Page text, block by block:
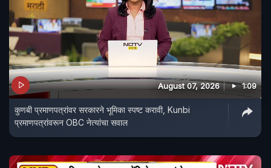
August 07, 2026 1:09
कुणबी प्रमाणपत्रांवर सरकारने भूमिका स्पष्ट करावी, Kunbi
प्रमाणपत्रांवरून OBC नेत्यांचा सवाल